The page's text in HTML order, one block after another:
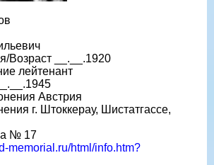
Возраст __.__.1920
лейтенант
Австрия
г. Штоккерау, Шистатгассе,
№ 17
memorial.ru/html/info.htm?